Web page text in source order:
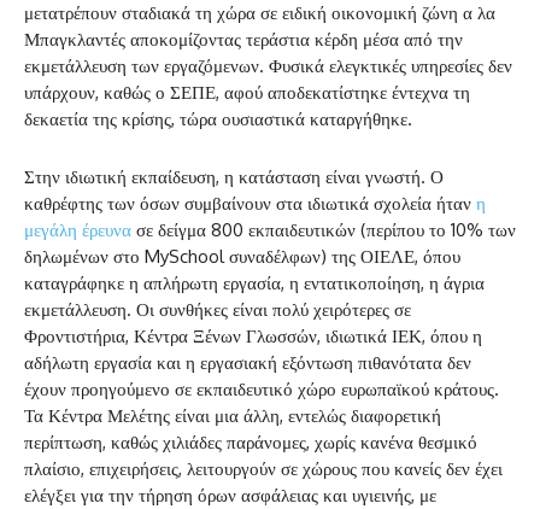
μετατρέπουν σταδιακά τη χώρα σε ειδική οικονομική ζώνη α λα
Μπαγκλαντές αποκομίζοντας τεράστια κέρδη μέσα από την
εκμετάλλευση των εργαζόμενων. Φυσικά ελεγκτικές υπηρεσίες δεν
υπάρχουν, καθώς ο ΣΕΠΕ, αφού αποδεκατίστηκε έντεχνα τη
δεκαετία της κρίσης, τώρα ουσιαστικά καταργήθηκε.
Στην ιδιωτική εκπαίδευση, η κατάσταση είναι γνωστή. Ο
καθρέφτης των όσων συμβαίνουν στα ιδιωτικά σχολεία ήταν η
μεγάλη έρευνα σε δείγμα 800 εκπαιδευτικών (περίπου το 10% των
δηλωμένων στο MySchool συναδέλφων) της ΟΙΕΛΕ, όπου
καταγράφηκε η απλήρωτη εργασία, η εντατικοποίηση, η άγρια
εκμετάλλευση. Οι συνθήκες είναι πολύ χειρότερες σε
Φροντιστήρια, Κέντρα Ξένων Γλωσσών, ιδιωτικά ΙΕΚ, όπου η
αδήλωτη εργασία και η εργασιακή εξόντωση πιθανότατα δεν
έχουν προηγούμενο σε εκπαιδευτικό χώρο ευρωπαϊκού κράτους.
Τα Κέντρα Μελέτης είναι μια άλλη, εντελώς διαφορετική
περίπτωση, καθώς χιλιάδες παράνομες, χωρίς κανένα θεσμικό
πλαίσιο, επιχειρήσεις, λειτουργούν σε χώρους που κανείς δεν έχει
ελέγξει για την τήρηση όρων ασφάλειας και υγιεινής, με